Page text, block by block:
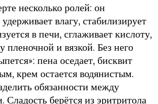
несколько ролей: он
влагу, стабилизирует
в печи, сглаживает кислоту,
пленочной и вязкой. Без него
пена оседает, бисквит
крем остается водянистым.
обязанности между
Сладость берётся из эритритола